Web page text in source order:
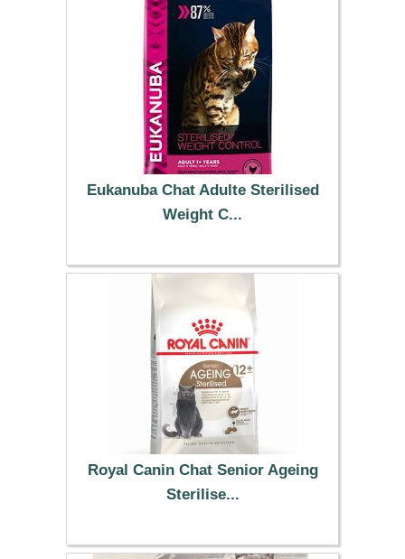
Eukanuba Chat Adulte Sterilised
Weight C...
49.99 €
Royal Canin Chat Senior Ageing
Sterilise...
33.99 €